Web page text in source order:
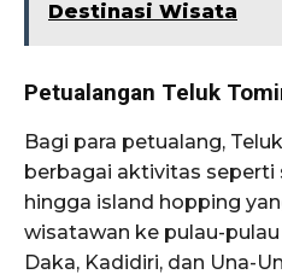
Destinasi Wisata
Petualangan Teluk
Bagi para petualang,
berbagai aktivitas seperti
hingga island hopping
wisatawan ke pulau-
Daka, Kadidiri, dan Una-